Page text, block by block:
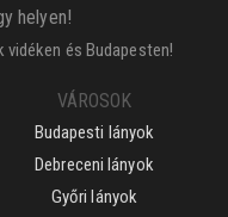
helyen!
és Budapesten!
VÁROSOK
Budapesti lányok
Debreceni lányok
Győri lányok